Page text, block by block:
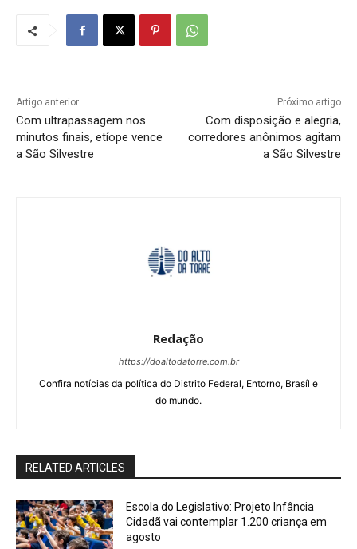
Artigo anterior
Com ultrapassagem nos
minutos finais, etíope vence
a São Silvestre
Próximo artigo
Com disposição e alegria,
corredores anônimos agitam
a São Silvestre
Redação
https://doaltodatorre.com.br
Confira notícias da política do Distrito Federal, Entorno, Brasíl e
do mundo.
RELATED ARTICLES
Escola do Legislativo: Projeto Infância
Cidadã vai contemplar 1.200 criança em
agosto